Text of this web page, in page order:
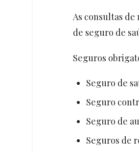
As consultas
de seguro de
Seguros
Seguro de
Seguro
Seguro de
Seguros de